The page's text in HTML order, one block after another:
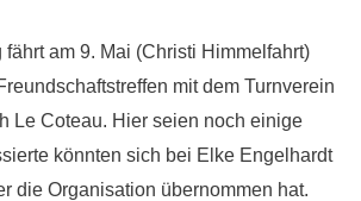
fährt am 9. Mai (Christi Himmelfahrt)
mit dem Turnverein
Le Coteau. Hier seien noch einige
könnten sich bei Elke Engelhardt
die Organisation übernommen hat.